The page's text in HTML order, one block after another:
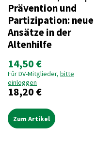
Prävention und
Partizipation: neue
Ansätze in der
Altenhilfe
14,50 €
Für DV-Mitglieder, bitte
einloggen
18,20 €
Zum Artikel